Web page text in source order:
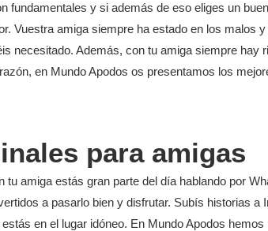
fundamentales y si además de eso eliges un
Vuestra amiga siempre ha estado en los malos
necesitado. Además, con tu amiga siempre hay
en Mundo Apodos os presentamos los
para amigas
tu amiga estás gran parte del día hablando por
a pasarlo bien y disfrutar. Subís historias
estás en el lugar idóneo. En Mundo Apodos